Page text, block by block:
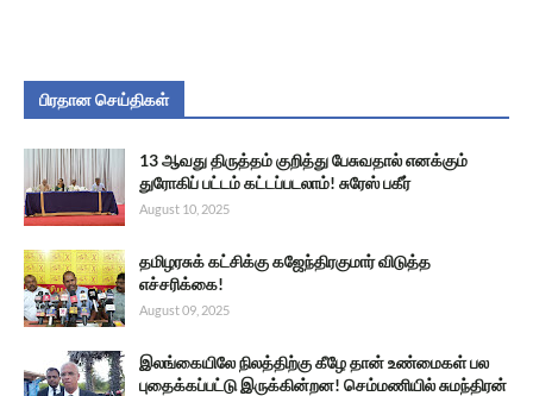
பிரதான செய்திகள்
13 ஆவது திருத்தம் குறித்து பேசுவதால் எனக்கும்
துரோகிப் பட்டம் கட்டப்படலாம்! சுரேஸ் பகீர்
August 10, 2025
தமிழரசுக் கட்சிக்கு கஜேந்திரகுமார் விடுத்த
எச்சரிக்கை!
August 09, 2025
இலங்கையிலே நிலத்திற்கு கீழே தான் உண்மைகள் பல
புதைக்கப்பட்டு இருக்கின்றன! செம்மணியில் சுமந்திரன்